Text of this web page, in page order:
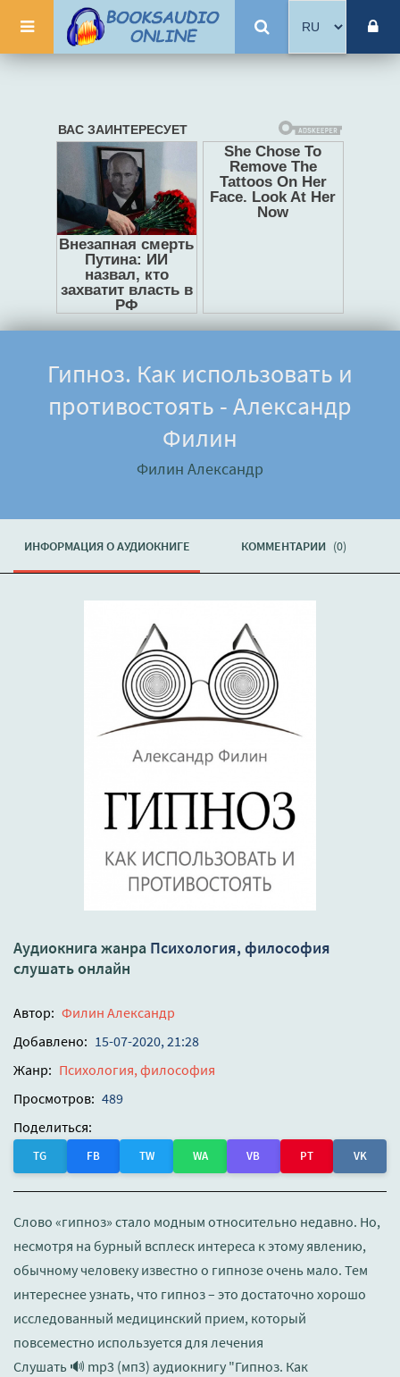
Гипноз. Как использовать и
противостоять - Александр
Филин
Филин Александр
ИНФОРМАЦИЯ О АУДИОКНИГЕ КОММЕНТАРИИ (0)
Аудиокнига жанра Психология, философия
слушать онлайн
Автор: Филин Александр
Добавлено: 15-07-2020, 21:28
Жанр: Психология, философия
Просмотров: 489
Поделиться:
TG FB TW WA VB PT VK
Слово «гипноз» стало модным относительно недавно. Но,
несмотря на бурный всплеск интереса к этому явлению,
обычному человеку известно о гипнозе очень мало. Тем
интереснее узнать, что гипноз – это достаточно хорошо
исследованный медицинский прием, который
повсеместно используется для лечения
Слушать 🔊 mp3 (мп3) аудиокнигу "Гипноз. Как